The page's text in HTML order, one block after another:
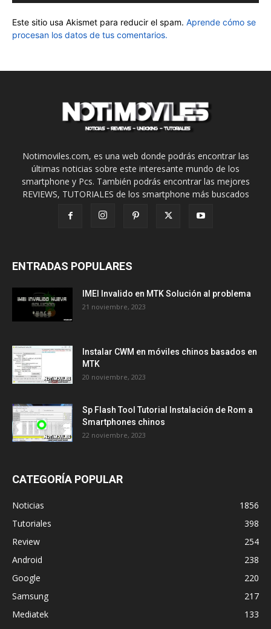
Este sitio usa Akismet para reducir el spam. Aprende cómo se
procesan los datos de tus comentarios.
Notimoviles.com, es una web donde podrás encontrar las
últimas noticias sobre este interesante mundo de los
smartphone y Pcs. También podrás encontrar las mejores
REVIEWS, TUTORIALES de los smartphone más buscados
ENTRADAS POPULARES
IMEI Invalido en MTK Solución al problema
21 noviembre, 2023
Instalar CWM en móviles chinos basados en
MTK
20 noviembre, 2023
Sp Flash Tool Tutorial Instalación de Rom a
Smartphones chinos
22 noviembre, 2023
CATEGORÍA POPULAR
Noticias
1856
Tutoriales
398
Review
254
Android
238
Google
220
Samsung
217
Mediatek
133